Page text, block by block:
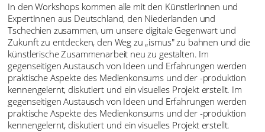
In den Workshops kommen alle mit den KünstlerInnen und
ExpertInnen aus Deutschland, den Niederlanden und
Tschechien zusammen, um unsere digitale Gegenwart und
Zukunft zu entdecken, den Weg zu „ismus" zu bahnen und die
künstlerische Zusammenarbeit neu zu gestalten. Im
gegenseitigen Austausch von Ideen und Erfahrungen werden
praktische Aspekte des Medienkonsums und der -produktion
kennengelernt, diskutiert und ein visuelles Projekt erstellt. Im
gegenseitigen Austausch von Ideen und Erfahrungen werden
praktische Aspekte des Medienkonsums und der -produktion
kennengelernt, diskutiert und ein visuelles Projekt erstellt.